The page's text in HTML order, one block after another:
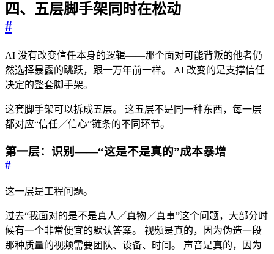
四、五层脚手架同时在松动
#
AI 没有改变信任本身的逻辑——那个面对可能背叛的他者仍
然选择暴露的跳跃，跟一万年前一样。 AI 改变的是支撑信任
决定的整套脚手架。
这套脚手架可以拆成五层。 这五层不是同一种东西，每一层
都对应“信任／信心”链条的不同环节。
第一层：识别——“这是不是真的”成本暴增
#
这一层是工程问题。
过去“我面对的是不是真人／真物／真事”这个问题，大部分时
候有一个非常便宜的默认答案。 视频是真的，因为伪造一段
那种质量的视频需要团队、设备、时间。 声音是真的，因为